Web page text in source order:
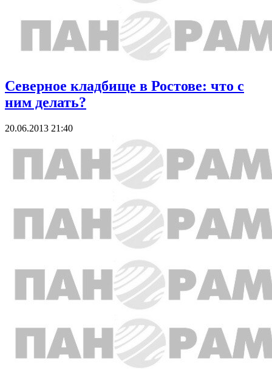
Северное кладбище в Ростове: что с
ним делать?
20.06.2013 21:40